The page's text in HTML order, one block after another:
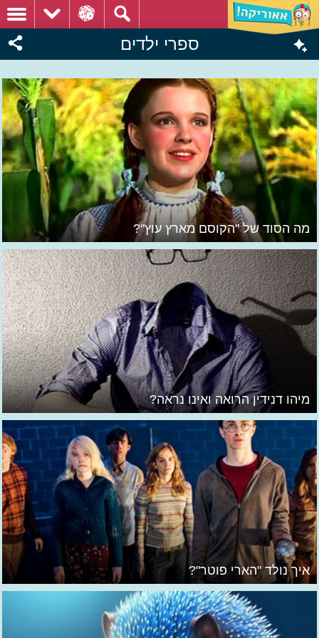
ספרי ילדים
מה הסוד של "הקוסם מארץ עוץ"?
מיהו דנידין הרואה ואינו נראה?
איך נולד "הארי פוטר"?